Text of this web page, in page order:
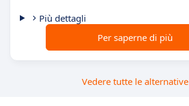
Più dettagli
Per saperne di più
Vedere tutte le alternative